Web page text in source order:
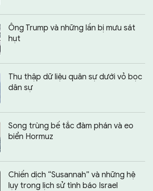
Ông Trump và những lần bị mưu sát
hụt
Thu thập dữ liệu quân sự dưới vỏ bọc
dân sự
Song trùng bế tắc đàm phán và eo
biển Hormuz
Chiến dịch “Susannah” và những hệ
lụy trong lịch sử tình báo Israel